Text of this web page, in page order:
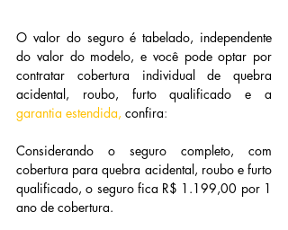
O valor do seguro é tabelado, independente
do valor do modelo, e você pode optar por
contratar cobertura individual de quebra
acidental, roubo, furto qualificado e a
garantia estendida, confira:
Considerando o seguro completo, com
cobertura para quebra acidental, roubo e furto
qualificado, o seguro fica R$ 1.199,00 por 1
ano de cobertura.